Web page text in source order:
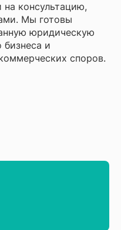
консультацию,
Мы готовы
юридическую
и
споров.